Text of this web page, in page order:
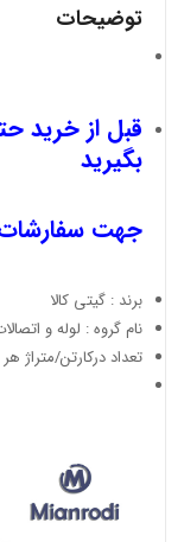
توضیحات
قبل از خرید
بگیرید
جهت سفارشات
برند : گیتی کالا
نام گروه : لوله و
تعداد درکارتن/متراژ هر